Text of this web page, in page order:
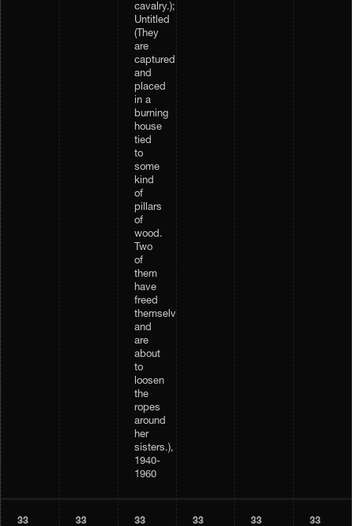
cavalry.);
Untitled
(They
are
captured,
and
placed
in a
burning
house
tied
to
some
kind
of
pillars
of
wood.
Two
of
them
have
freed
themselves,
and
are
about
to
loosen
the
ropes
around
her
sisters.),
1940-
1960
33
33
33
33
33
33